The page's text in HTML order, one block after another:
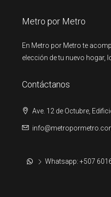
Metro por Metro
En Metro por Metro te
elección de tu nuevo hogar,
Contáctanos
Ave. 12 de Octubre,
Whatsapp: +507